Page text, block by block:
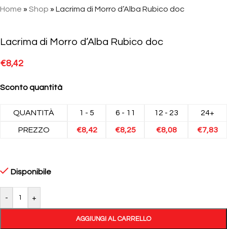
Home » Shop » Lacrima di Morro d’Alba Rubico doc
Lacrima di Morro d’Alba Rubico doc
€8,42
Sconto quantità
QUANTITÀ 1 - 5 6 - 11 12 - 23 24+
PREZZO €8,42 €8,25 €8,08 €7,83
Disponibile
- +
AGGIUNGI AL CARRELLO